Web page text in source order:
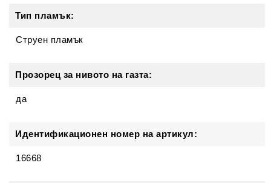
Тип пламък:
Струен пламък
Прозорец за нивото на газта:
да
Идентификационен номер на артикул:
16668